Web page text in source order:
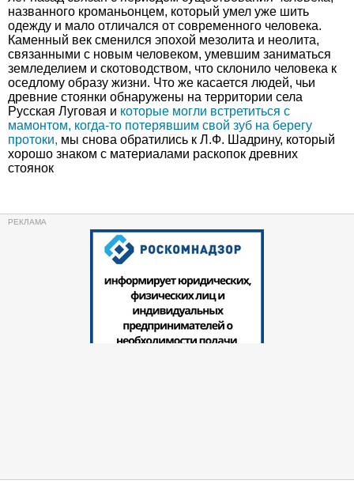
названного кроманьонцем, который умел уже шить
одежду и мало отличался от современного человека.
Каменный век сменился эпохой мезолита и неолита,
связанными с новым человеком, умевшим заниматься
земледелием и скотоводством, что склонило человека к
оседлому образу жизни. Что же касается людей, чьи
древние стоянки обнаружены на территории села
Русская Луговая и которые могли встретиться с
мамонтом, когда-то потерявшим свой зуб на берегу
протоки, мы снова обратились к Л.Ф. Шадрину, который
хорошо знаком с материалами раскопок древних
стоянок